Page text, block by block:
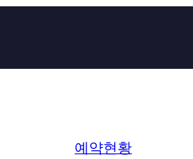
예약현황